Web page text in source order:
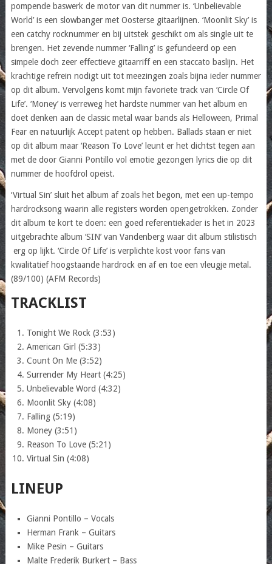
pompende baswerk de motor van dit nummer is. ‘Unbelievable
World’ is een slowbanger met Oosterse gitaarlijnen. ‘Moonlit Sky’ is
een catchy rocknummer en bij uitstek geschikt om als single uit te
brengen. Het zevende nummer ‘Falling’ is gefundeerd op een
simpele doch zeer effectieve gitaarriff en een staccato baslijn. Het
krachtige refrein nodigt uit tot meezingen zoals bijna ieder nummer
op dit album. Vervolgens komt mijn favoriete track van ‘Circle Of
Life’. ‘Money’ is verreweg het hardste nummer van het album en
doet denken aan de classic metal waar bands als Helloween, Primal
Fear en natuurlijk Accept patent op hebben. Ballads staan er niet
op dit album maar ‘Reason To Love’ leunt er het dichtst tegen aan
met de door Gianni Pontillo vol emotie gezongen lyrics die op dit
nummer de hoofdrol opeist.
‘Virtual Sin’ sluit het album af zoals het begon, met een up-tempo
hardrocksong waarin alle registers worden opengetrokken. Zonder
dit album te kort te doen: een goed referentiekader is het in 2023
uitgebrachte album ‘SIN’ van Vandenberg waar dit album stilistisch
erg op lijkt. ‘Circle Of Life’ is verplichte kost voor fans van
kwalitatief hoogstaande hardrock en af en toe een vleugje metal.
(89/100) (AFM Records)
TRACKLIST
Tonight We Rock (3:53)
American Girl (5:33)
Count On Me (3:52)
Surrender My Heart (4:25)
Unbelievable Word (4:32)
Moonlit Sky (4:08)
Falling (5:19)
Money (3:51)
Reason To Love (5:21)
Virtual Sin (4:08)
LINEUP
Gianni Pontillo – Vocals
Herman Frank – Guitars
Mike Pesin – Guitars
Malte Frederik Burkert – Bass